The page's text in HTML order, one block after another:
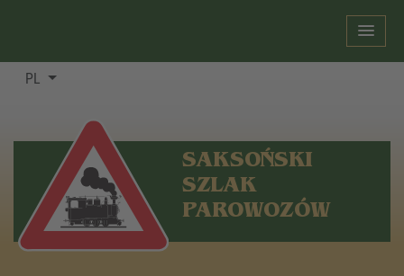
PL
SAKSOŃSKI
SZLAK
PAROWOZÓW